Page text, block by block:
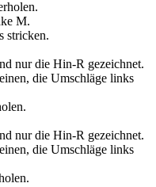
M.
stricken.
nur die Hin-R gezeichnet.
die Umschläge links
nur die Hin-R gezeichnet.
die Umschläge links